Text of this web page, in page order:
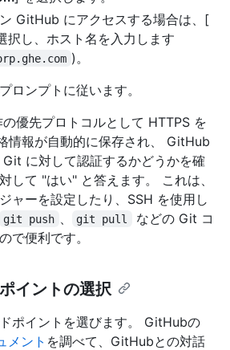
GitHub にアクセスする場合は、[
択し、ホスト名を入力します
)。
ロンプトに従います。
優先プロトコルとして HTTPS を
情報が自動的に保存され、 GitHub
に対して認証するかどうかを確
して "はい" と答えます。 これは、
ャーを設定したり、SSH を使用し
git push git pull
などの Git コ
で便利です。
イントの選択
ポイントを選びます。 GitHubの
メント を調べて、GitHubとの対話